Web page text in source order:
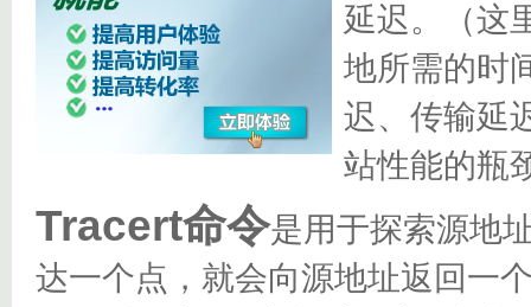
延迟。（这
地所需的时
迟、传输延
站性能的瓶
Tracert命令是用于探索源地
达一个点，就会向源地址返回一